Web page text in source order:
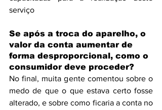
serviço
Se após a troca do aparelho, o
valor da conta aumentar de
forma desproporcional, como o
consumidor deve proceder?
No final, muita gente comentou sobre o
medo de que o que estava certo fosse
alterado, e sobre como ficaria a conta no